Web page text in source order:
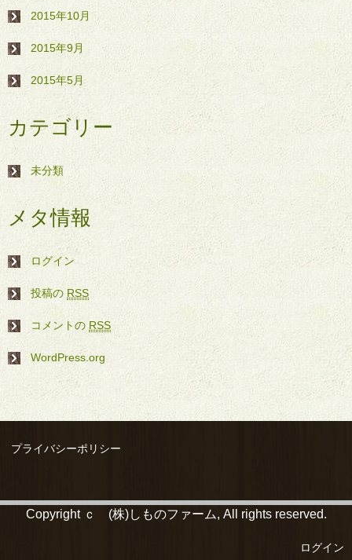
2015年10月
2015年9月
2015年5月
カテゴリー
未分類
メタ情報
ログイン
投稿の RSS
コメントの RSS
WordPress.org
プライバシーポリシー
Copyright ｃ (株)しものファーム, All rights reserved.
ログイン